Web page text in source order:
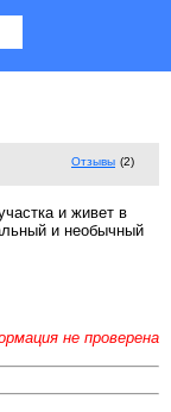
Отзывы (2)
и живет в
и необычный
не проверена